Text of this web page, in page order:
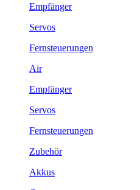
Empfänger
Servos
Fernsteuerungen
Air
Empfänger
Servos
Fernsteuerungen
Zubehör
Akkus